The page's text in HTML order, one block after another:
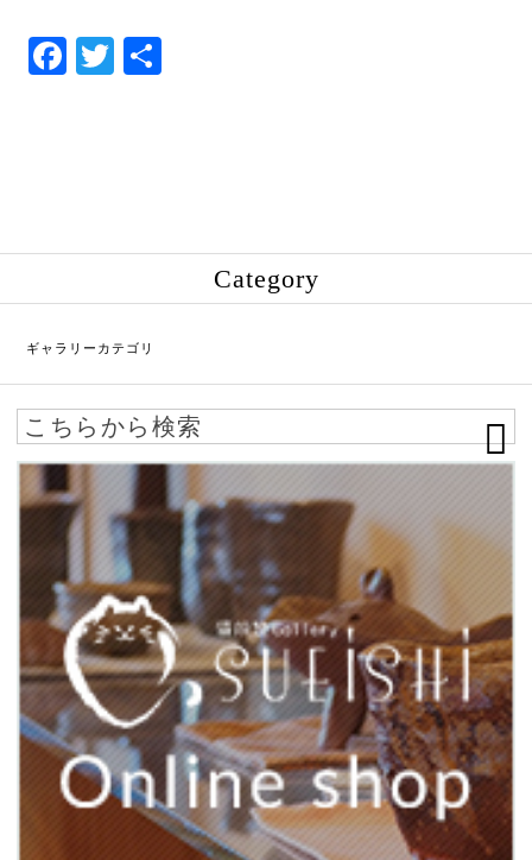
Fa
T
Category
ギャラリーカテゴリ